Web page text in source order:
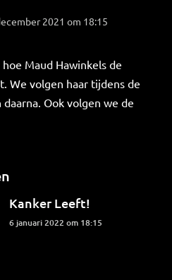
2021 om 18:15
Maud Hawinkels de
We volgen haar tijdens de
Ook volgen we de
Kanker Leeft!
6 januari 2022 om 18:15